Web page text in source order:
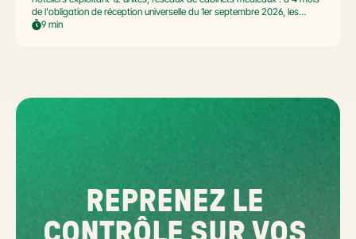
de l'obligation de réception universelle du 1er septembre 2026, les
commerçants multi-établissement ont un défi spécifique. Ce guide
9 min
REPRENEZ LE